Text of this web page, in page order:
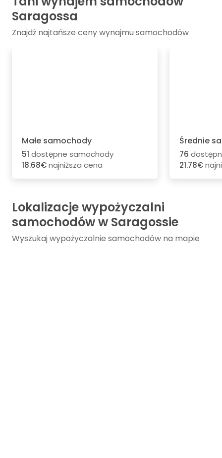
Saragossa
Znajdź najtańsze ceny wynajmu samochodów
Małe samochody
51 dostępne samochody
18.68€najniższa cena
Średnie
76
21.78€
Lokalizacje wypożyczalni
samochodów w Saragossie
Wyszukaj wypożyczalnie samochodów na mapie